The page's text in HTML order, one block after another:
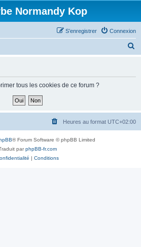
Normandy Kop
Connexion
S’enregistrer
h
tous les cookies de ce forum ?
Heures au format UTC+02:00
® Forum Software © phpBB Limited
parphpBB-fr.com
| Conditions